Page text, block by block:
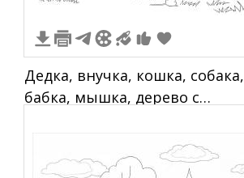
Дедка, внучка, кошка, собака,
бабка, мышка, дерево с